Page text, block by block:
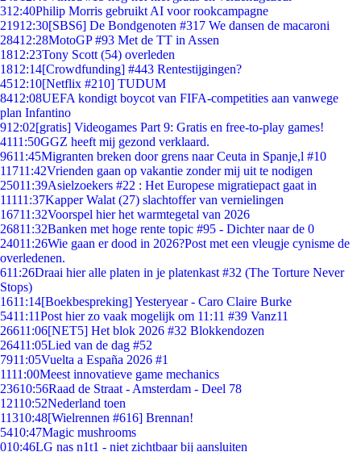
312:40Philip Morris gebruikt AI voor rookcampagne
21912:30[SBS6] De Bondgenoten #317 We dansen de macaroni
28412:28MotoGP #93 Met de TT in Assen
1812:23Tony Scott (54) overleden
1812:14[Crowdfunding] #443 Rentestijgingen?
4512:10[Netflix #210] TUDUM
8412:08UEFA kondigt boycot van FIFA-competities aan vanwege
plan Infantino
912:02[gratis] Videogames Part 9: Gratis en free-to-play games!
4111:50GGZ heeft mij gezond verklaard.
9611:45Migranten breken door grens naar Ceuta in Spanje,l #10
11711:42Vrienden gaan op vakantie zonder mij uit te nodigen
25011:39Asielzoekers #22 : Het Europese migratiepact gaat in
11111:37Kapper Walat (27) slachtoffer van vernielingen
16711:32Voorspel hier het warmtegetal van 2026
26811:32Banken met hoge rente topic #95 - Dichter naar de 0
24011:26Wie gaan er dood in 2026?Post met een vleugje cynisme de
overledenen.
611:26Draai hier alle platen in je platenkast #32 (The Torture Never
Stops)
1611:14[Boekbespreking] Yesteryear - Caro Claire Burke
5411:11Post hier zo vaak mogelijk om 11:11 #39 Vanz11
26611:06[NET5] Het blok 2026 #32 Blokkendozen
26411:05Lied van de dag #52
7911:05Vuelta a España 2026 #1
1111:00Meest innovatieve game mechanics
23610:56Raad de Straat - Amsterdam - Deel 78
12110:52Nederland toen
11310:48[Wielrennen #616] Brennan!
5410:47Magic mushrooms
010:46LG nas n1t1 - niet zichtbaar bij aansluiten